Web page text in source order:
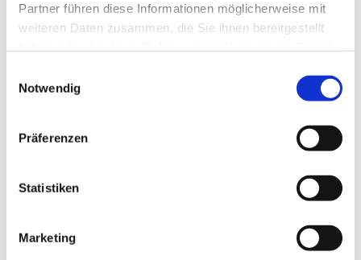
Partner führen diese Informationen möglicherweise mit
weiteren Daten zusammen, die Sie ihnen bereitgestellt
Notwendig
Präferenzen
Statistiken
Marketing